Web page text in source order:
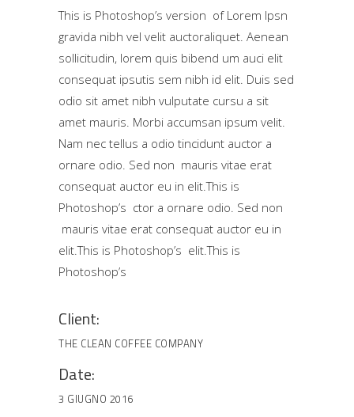
This is Photoshop’s version of Lorem Ipsn
gravida nibh vel velit auctoraliquet. Aenean
sollicitudin, lorem quis bibend um auci elit
consequat ipsutis sem nibh id elit. Duis sed
odio sit amet nibh vulputate cursu a sit
amet mauris. Morbi accumsan ipsum velit.
Nam nec tellus a odio tincidunt auctor a
ornare odio. Sed non mauris vitae erat
consequat auctor eu in elit.This is
Photoshop’s ctor a ornare odio. Sed non
mauris vitae erat consequat auctor eu in
elit.This is Photoshop’s elit.This is
Photoshop’s
Client:
THE CLEAN COFFEE COMPANY
Date:
3 GIUGNO 2016